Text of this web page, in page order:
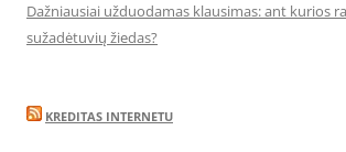
Dažniausiai užduodamas klausimas: ant kurios
sužadėtuvių žiedas?
KREDITAS INTERNETU